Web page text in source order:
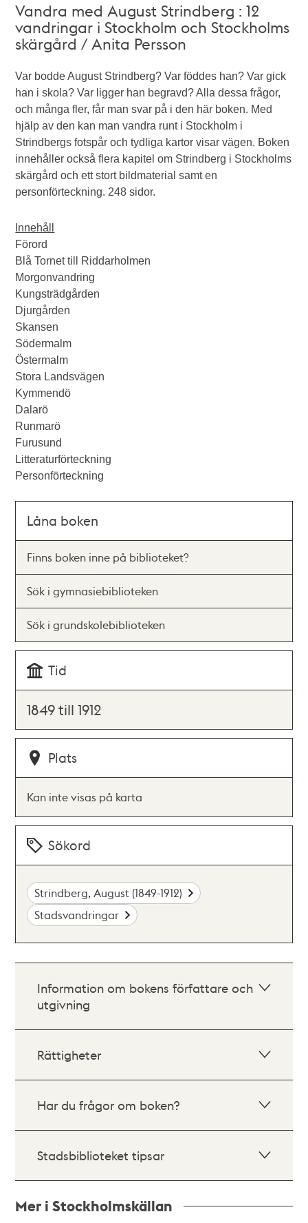
Vandra med August Strindberg : 12
vandringar i Stockholm och Stockholms
skärgård / Anita Persson
Var bodde August Strindberg? Var föddes han? Var gick
han i skola? Var ligger han begravd? Alla dessa frågor,
och många fler, får man svar på i den här boken. Med
hjälp av den kan man vandra runt i Stockholm i
Strindbergs fotspår och tydliga kartor visar vägen. Boken
innehåller också flera kapitel om Strindberg i Stockholms
skärgård och ett stort bildmaterial samt en
personförteckning. 248 sidor.
Innehåll
Förord
Blå Tornet till Riddarholmen
Morgonvandring
Kungsträdgården
Djurgården
Skansen
Södermalm
Östermalm
Stora Landsvägen
Kymmendö
Dalarö
Runmarö
Furusund
Litteraturförteckning
Personförteckning
Låna boken
Finns boken inne på biblioteket?
Sök i gymnasiebiblioteken
Sök i grundskolebiblioteken
Tid
1849 till 1912
Plats
Kan inte visas på karta
Sökord
Strindberg, August (1849-1912)
Stadsvandringar
Information om bokens författare och
utgivning
Rättigheter
Har du frågor om boken?
Stadsbiblioteket tipsar
Mer i Stockholmskällan